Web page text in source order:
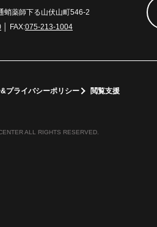
蛸薬師下る山伏山町546-2
│ FAX:075-213-1004
プライバシーポリシー 閲覧支援
ALL RIGHTS RESERVED.